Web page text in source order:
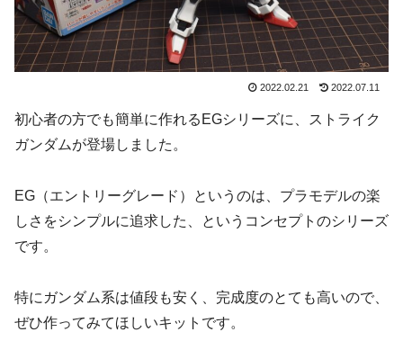
2022.02.21 2022.07.11
初心者の方でも簡単に作れるEGシリーズに、ストライク
ガンダムが登場しました。
EG（エントリーグレード）というのは、プラモデルの楽
しさをシンプルに追求した、というコンセプトのシリーズ
です。
特にガンダム系は値段も安く、完成度のとても高いので、
ぜひ作ってみてほしいキットです。